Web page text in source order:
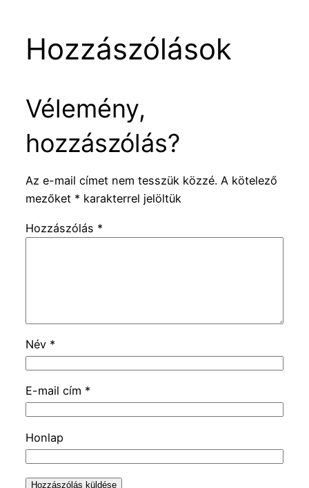
Hozzászólások
Vélemény,
hozzászólás?
Az e-mail címet nem tesszük közzé. A kötelező
mezőket * karakterrel jelöltük
Hozzászólás *
Név *
E-mail cím *
Honlap